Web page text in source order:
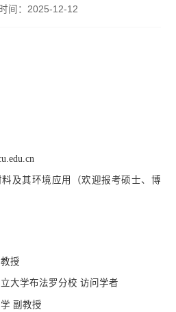
间：2025-12-12
及其环境应用（欢迎报考硕士、博
授
大学布法罗分校 访问学者
副教授